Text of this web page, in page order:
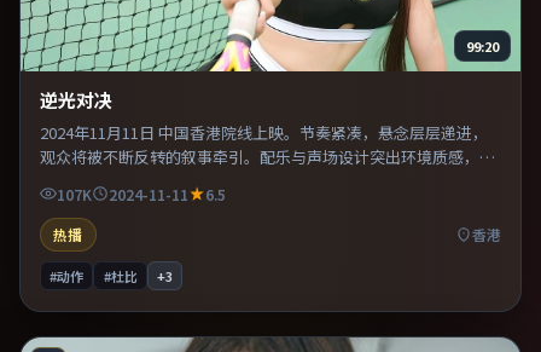
99:20
逆光对决
2024年11月11日 中国香港院线上映。节奏紧凑，悬念层层递进，
观众将被不断反转的叙事牵引。配乐与声场设计突出环境质感，使
观众更易沉浸其中。适合喜欢现实主义题材的观众，情绪后劲较
足。
107K 2024-11-11
6.5
热播
香港
#动作 #杜比 +3